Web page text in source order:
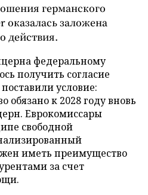
германского
оказалась заложена
действия.
федеральному
получить согласие
условие:
обязано к 2028 году вновь
Еврокомиссары
свободной
иметь преимущество
за счет